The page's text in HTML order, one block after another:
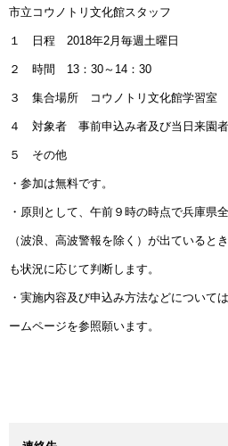
市立コウノトリ文化館スタッフ
１ 日程 2018年2月毎週土曜日
２ 時間 13：30～14：30
３ 集合場所 コウノトリ文化館学習室
４ 対象者 事前申込み者及び当日来園者
５ その他
・参加は無料です。
・原則として、午前９時の時点で兵庫県
（波浪、高波警報を除く）が出ていると
も状況に応じて判断します。
・実施内容及び申込み方法などについて
ームページを参照願います。